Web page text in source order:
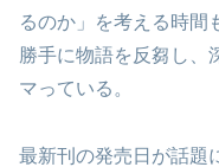
るのか」を考える時間
勝手に物語を反芻し、
マっている。
最新刊の発売日が話題